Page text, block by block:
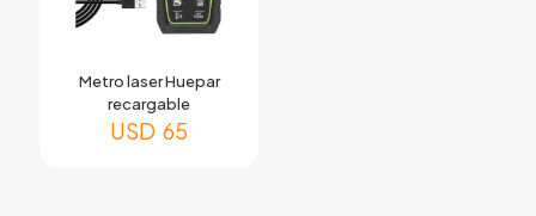
Metro laser Huepar
recargable
USD 65